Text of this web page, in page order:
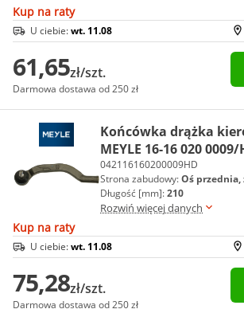
Kup na raty
U ciebie:wt. 11.08
61,65zł/szt.
Darmowa dostawa od 250 zł
Końcówka drążka
MEYLE 16-16 020 0009/
042116160200009HD
Strona zabudowy:Oś przednia,
Długość [mm]:210
Rozwiń więcej danych
Kup na raty
U ciebie:wt. 11.08
75,28zł/szt.
Darmowa dostawa od 250 zł